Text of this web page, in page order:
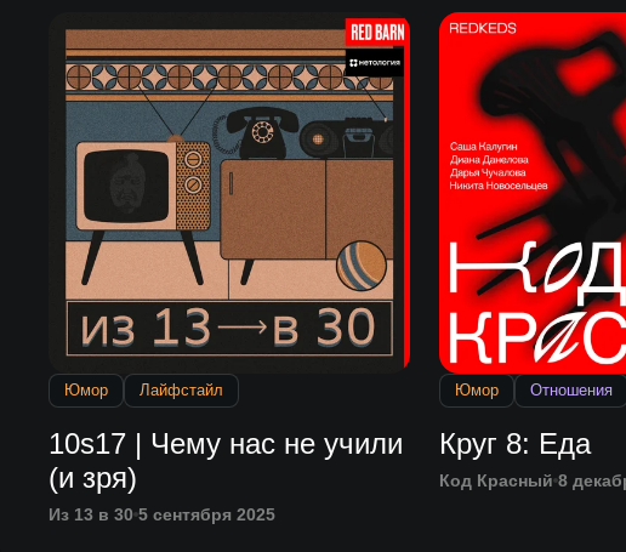
Юмор Лайфстайл
10s17 | Чему нас не учили
(и зря)
Из 13 в 30 5 сентября 2025
Юмор Отношения
Круг 8: Еда
Код Красный 8